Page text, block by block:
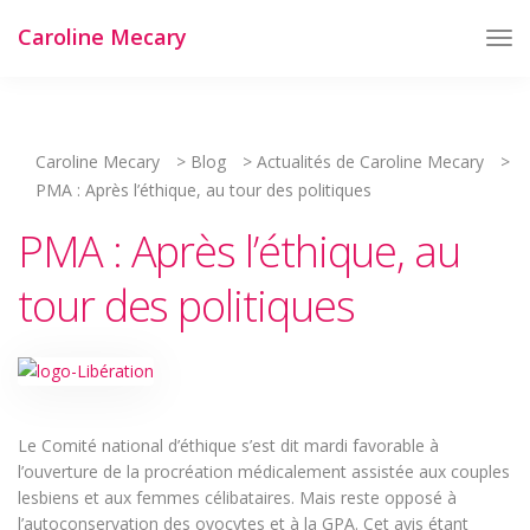
Caroline Mecary
Caroline Mecary > Blog > Actualités de Caroline Mecary
>
PMA : Après l’éthique, au tour des politiques
PMA : Après l’éthique, au
tour des politiques
Le Comité national d’éthique s’est dit mardi favorable à
l’ouverture de la procréation médicalement assistée aux couples
lesbiens et aux femmes célibataires. Mais reste opposé à
l’autoconservation des ovocytes et à la GPA. Cet avis étant